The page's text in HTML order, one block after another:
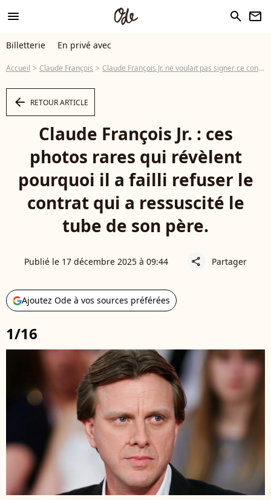
menu search newsletter
Billetterie En privé avec
Accueil Claude François Claude François Jr. ne voulait pas signer ce contrat qui vient pourtant de relancer un tube de son père
arrow_left RETOUR ARTICLE
Claude François Jr. : ces
photos rares qui révèlent
pourquoi il a failli refuser le
contrat qui a ressuscité le
tube de son père.
Publié le 17 décembre 2025 à 09:44 share Partager
Ajoutez Ode à vos sources préférées
1/16